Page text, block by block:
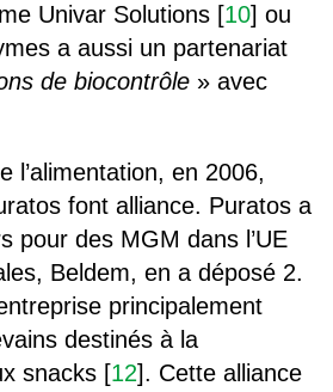
Univar Solutions [10] ou
a aussi un partenariat
de biocontrôle» avec
l’alimentation, en 2006,
font alliance. Puratos a
pour des MGM dans l’UE
Beldem, en a déposé 2.
principalement
destinés à la
snacks [12]. Cette alliance